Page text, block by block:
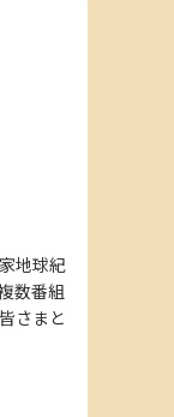
地球紀
数番組
さまと